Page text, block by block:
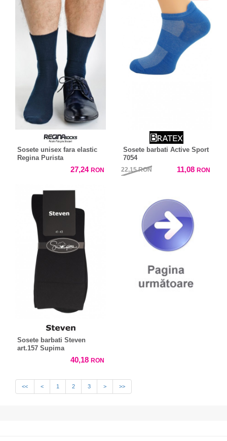
Sosete unisex fara elastic
Regina Purista
27,24 RON
Sosete barbati Active Sport
7054
22,15RON 11,08 RON
Sosete barbati Steven
art.157 Supima
40,18 RON
<< < 1 2 3 > >>